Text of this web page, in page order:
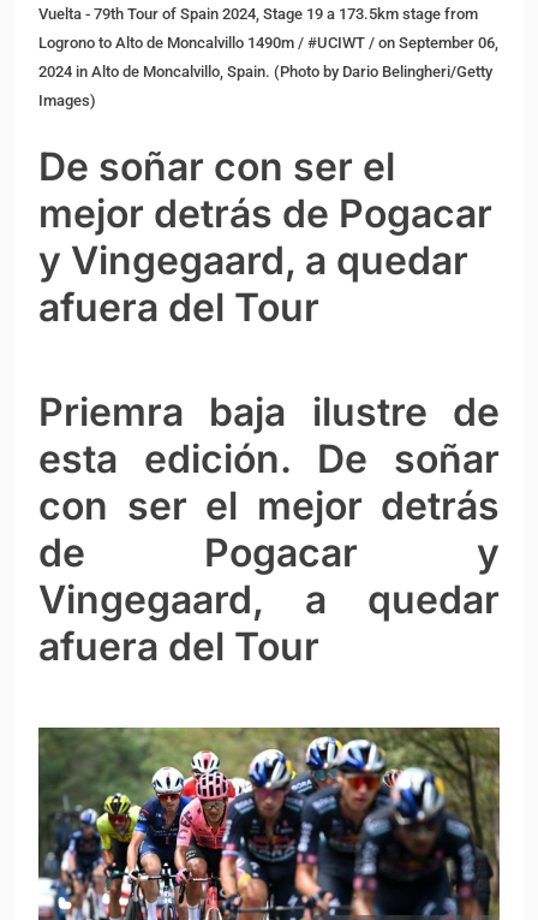
Vuelta - 79th Tour of Spain 2024, Stage 19 a 173.5km stage from
Logrono to Alto de Moncalvillo 1490m / #UCIWT / on September 06,
2024 in Alto de Moncalvillo, Spain. (Photo by Dario Belingheri/Getty
Images)
De soñar con ser el
mejor detrás de Pogacar
y Vingegaard, a quedar
afuera del Tour
Priemra baja ilustre de
esta edición. De soñar
con ser el mejor detrás
de Pogacar y
Vingegaard, a quedar
afuera del Tour